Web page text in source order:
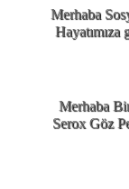
Merhaba
Hayatımıza
Merhaba
Serox Göz